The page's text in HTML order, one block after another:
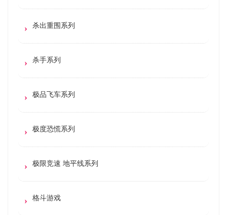
杀出重围系列
杀手系列
极品飞车系列
极度恐慌系列
极限竞速 地平线系列
格斗游戏